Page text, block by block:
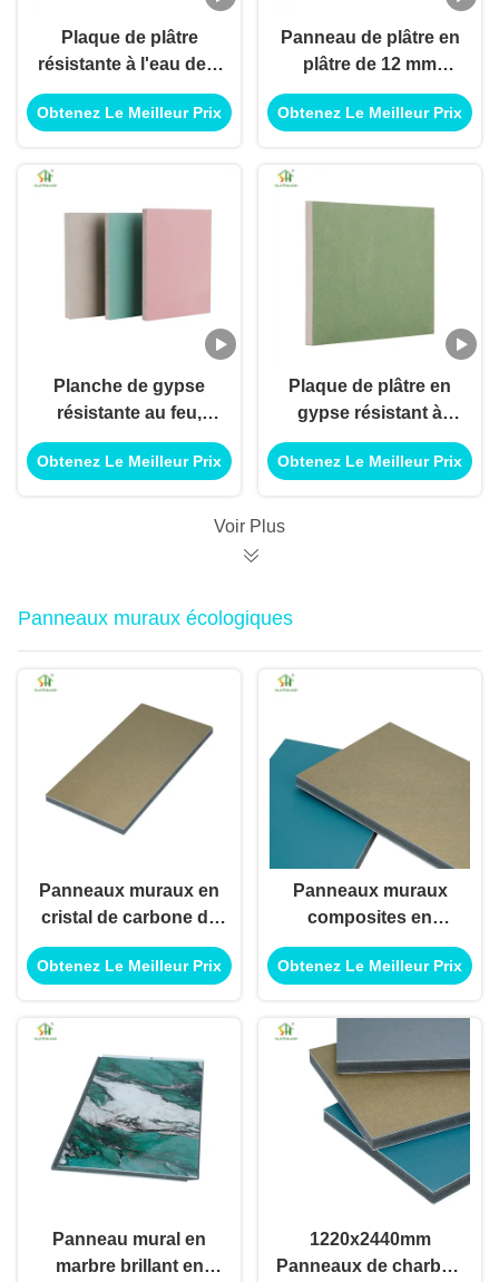
Plaque de plâtre
résistante à l'eau de 9
mm 1220x2440 mm
Plaque de plâtre
Obtenez Le Meilleur Prix
Panneau de plâtre en
plâtre de 12 mm
résistant au feu pour
cloisons ignifuges
Obtenez Le Meilleur Prix
Planche de gypse
résistante au feu,
plaques de plâtre de
gypse pour les murs
Obtenez Le Meilleur Prix
Plaque de plâtre en
gypse résistant à
l'eau à haute densité
9 mm 4x8 pieds pour
Obtenez Le Meilleur Prix
Voir Plus
Panneaux muraux écologiques
Panneaux muraux en
cristal de carbone de
12 mm Eco-friendly
Installation flexible
Obtenez Le Meilleur Prix
Panneaux muraux
composites en
carbone cristallin
bambou charbon
intérieure moderne
Obtenez Le Meilleur Prix
Panneau mural en
marbre brillant en
1220x2440mm
Panneaux de charbon